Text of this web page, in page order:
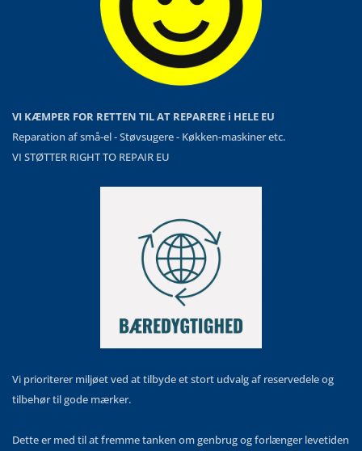
VI KÆMPER FOR RETTEN TIL AT REPARERE i HELE EU
Reparation af små-el - Støvsugere - Køkken-maskiner etc.
VI STØTTER RIGHT TO REPAIR EU
Vi prioriterer miljøet ved at tilbyde et stort udvalg af reservedele og
tilbehør til gode mærker.
Dette er med til at fremme tanken om genbrug og forlænger levetiden